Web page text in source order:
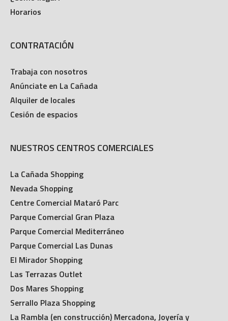
Horarios
CONTRATACIÓN
Trabaja con nosotros
Anúnciate en La Cañada
Alquiler de locales
Cesión de espacios
NUESTROS CENTROS COMERCIALES
La Cañada Shopping
Nevada Shopping
Centre Comercial Mataró Parc
Parque Comercial Gran Plaza
Parque Comercial Mediterráneo
Parque Comercial Las Dunas
El Mirador Shopping
Las Terrazas Outlet
Dos Mares Shopping
Serrallo Plaza Shopping
La Rambla (en construcción) Mercadona, Joyería y